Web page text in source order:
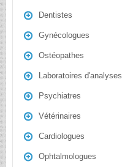
Dentistes
Gynécologues
Ostéopathes
Laboratoires d'analyses
Psychiatres
Vétérinaires
Cardiologues
Ophtalmologues